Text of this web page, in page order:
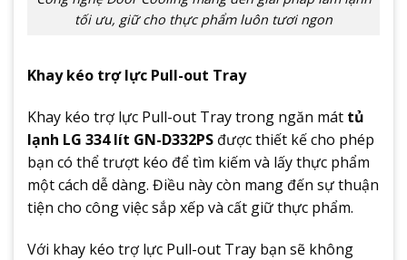
tối ưu, giữ cho thực phẩm luôn tươi ngon
Khay kéo trợ lực Pull-out Tray
Khay kéo trợ lực Pull-out Tray trong ngăn mát tủ
lạnh LG 334 lít GN-D332PS được thiết kế cho phép
bạn có thể trượt kéo để tìm kiếm và lấy thực phẩm
một cách dễ dàng. Điều này còn mang đến sự thuận
tiện cho công việc sắp xếp và cất giữ thực phẩm.
Với khay kéo trợ lực Pull-out Tray bạn sẽ không